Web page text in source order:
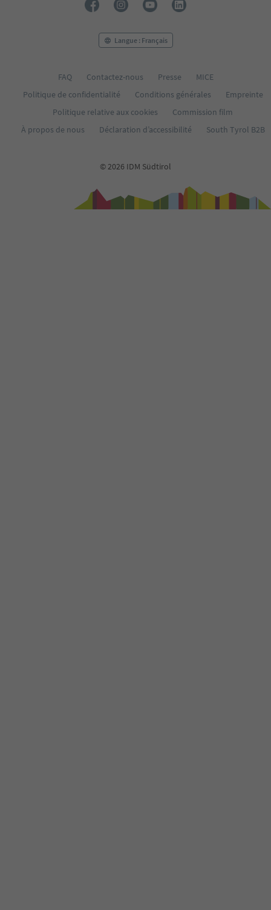
Langue : Français
FAQ Contactez-nous Presse
MICE
Politique de confidentialité
Conditions générales
Empreinte
Politique relative aux cookies
Commission film
À propos de nous
Déclaration d’accessibilité South Tyrol B2B
© 2026 IDM Südtirol